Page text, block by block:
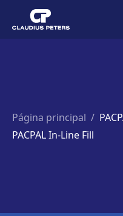
Página principal /
PACPAL In-Line Fill